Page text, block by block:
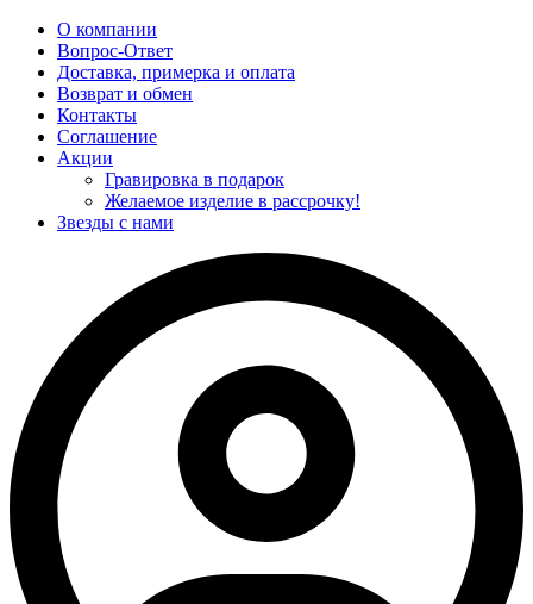
О компании
Вопрос-Ответ
Доставка, примерка и оплата
Возврат и обмен
Контакты
Соглашение
Акции
Гравировка в подарок
Желаемое изделие в рассрочку!
Звезды с нами